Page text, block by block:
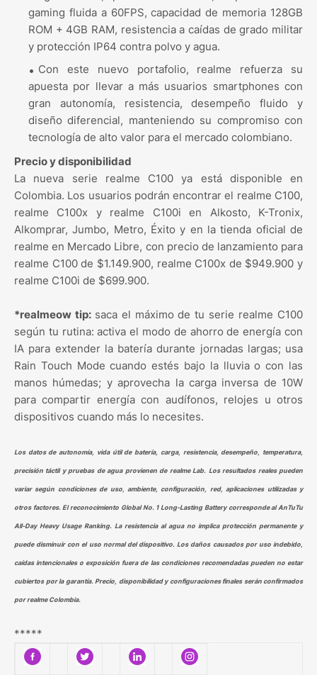
gaming fluida a 60FPS, capacidad de memoria 128GB
ROM + 4GB RAM, resistencia a caídas de grado militar
y protección IP64 contra polvo y agua.
Con este nuevo portafolio, realme refuerza su
apuesta por llevar a más usuarios smartphones con
gran autonomía, resistencia, desempeño fluido y
diseño diferencial, manteniendo su compromiso con
tecnología de alto valor para el mercado colombiano.
Precio y disponibilidad
La nueva serie realme C100 ya está disponible en
Colombia. Los usuarios podrán encontrar el realme C100,
realme C100x y realme C100i en Alkosto, K-Tronix,
Alkomprar, Jumbo, Metro, Éxito y en la tienda oficial de
realme en Mercado Libre, con precio de lanzamiento para
realme C100 de $1.149.900, realme C100x de $949.900 y
realme C100i de $699.900.
*realmeow tip: saca el máximo de tu serie realme C100
según tu rutina: activa el modo de ahorro de energía con
IA para extender la batería durante jornadas largas; usa
Rain Touch Mode cuando estés bajo la lluvia o con las
manos húmedas; y aprovecha la carga inversa de 10W
para compartir energía con audífonos, relojes u otros
dispositivos cuando más lo necesites.
Los datos de autonomía, vida útil de batería, carga, resistencia, desempeño, temperatura,
precisión táctil y pruebas de agua provienen de realme Lab. Los resultados reales pueden
variar según condiciones de uso, ambiente, configuración, red, aplicaciones utilizadas y
otros factores. El reconocimiento Global No. 1 Long-Lasting Battery corresponde al AnTuTu
All-Day Heavy Usage Ranking. La resistencia al agua no implica protección permanente y
puede disminuir con el uso normal del dispositivo. Los daños causados por uso indebido,
caídas intencionales o exposición fuera de las condiciones recomendadas pueden no estar
cubiertos por la garantía. Precio, disponibilidad y configuraciones finales serán confirmados
por realme Colombia.
*****